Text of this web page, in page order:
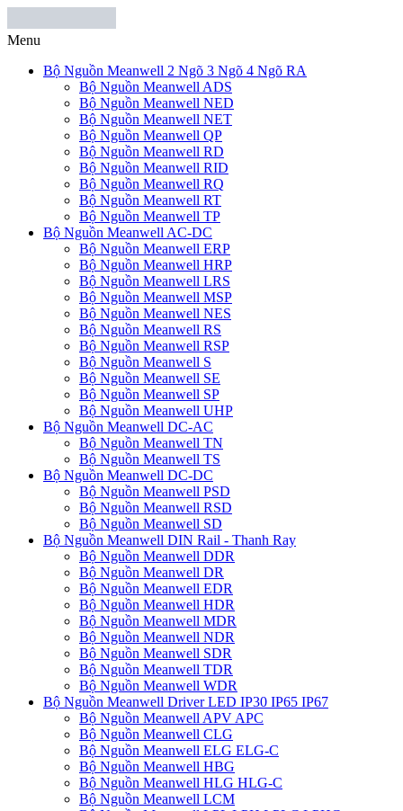
Menu
Bộ Nguồn Meanwell 2 Ngõ 3 Ngõ 4 Ngõ RA
Bộ Nguồn Meanwell ADS
Bộ Nguồn Meanwell NED
Bộ Nguồn Meanwell NET
Bộ Nguồn Meanwell QP
Bộ Nguồn Meanwell RD
Bộ Nguồn Meanwell RID
Bộ Nguồn Meanwell RQ
Bộ Nguồn Meanwell RT
Bộ Nguồn Meanwell TP
Bộ Nguồn Meanwell AC-DC
Bộ Nguồn Meanwell ERP
Bộ Nguồn Meanwell HRP
Bộ Nguồn Meanwell LRS
Bộ Nguồn Meanwell MSP
Bộ Nguồn Meanwell NES
Bộ Nguồn Meanwell RS
Bộ Nguồn Meanwell RSP
Bộ Nguồn Meanwell S
Bộ Nguồn Meanwell SE
Bộ Nguồn Meanwell SP
Bộ Nguồn Meanwell UHP
Bộ Nguồn Meanwell DC-AC
Bộ Nguồn Meanwell TN
Bộ Nguồn Meanwell TS
Bộ Nguồn Meanwell DC-DC
Bộ Nguồn Meanwell PSD
Bộ Nguồn Meanwell RSD
Bộ Nguồn Meanwell SD
Bộ Nguồn Meanwell DIN Rail - Thanh Ray
Bộ Nguồn Meanwell DDR
Bộ Nguồn Meanwell DR
Bộ Nguồn Meanwell EDR
Bộ Nguồn Meanwell HDR
Bộ Nguồn Meanwell MDR
Bộ Nguồn Meanwell NDR
Bộ Nguồn Meanwell SDR
Bộ Nguồn Meanwell TDR
Bộ Nguồn Meanwell WDR
Bộ Nguồn Meanwell Driver LED IP30 IP65 IP67
Bộ Nguồn Meanwell APV APC
Bộ Nguồn Meanwell CLG
Bộ Nguồn Meanwell ELG ELG-C
Bộ Nguồn Meanwell HBG
Bộ Nguồn Meanwell HLG HLG-C
Bộ Nguồn Meanwell LCM